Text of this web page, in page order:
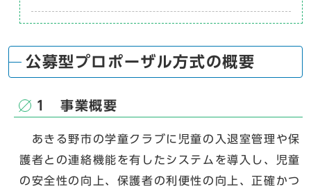
公募型プロポーザル方式の概要
1 事業概要
あきる野市の学童クラブに児童の入退室管理や保
護者との連絡機能を有したシステムを導入し、児童
の安全性の向上、保護者の利便性の向上、正確かつ